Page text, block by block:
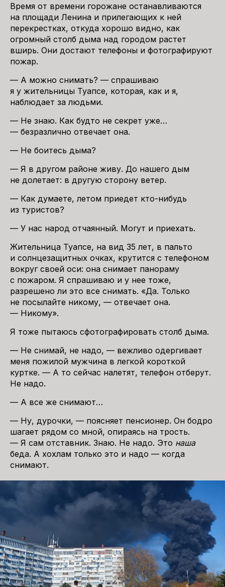
Время от времени горожане останавливаются
на площади Ленина и прилегающих к ней
перекрестках, откуда хорошо видно, как
огромный столб дыма над городом растет
вширь. Они достают телефоны и фотографируют
пожар.
— А можно снимать? — спрашиваю
я у жительницы Туапсе, которая, как и я,
наблюдает за людьми.
— Не знаю. Как будто не секрет уже…
— безразлично отвечает она.
— Не боитесь дыма?
— Я в другом районе живу. До нашего дым
не долетает: в другую сторону ветер.
— Как думаете, летом приедет кто-нибудь
из туристов?
— У нас народ отчаянный. Могут и приехать.
Жительница Туапсе, на вид 35 лет, в пальто
и солнцезащитных очках, крутится с телефоном
вокруг своей оси: она снимает панораму
с пожаром. Я спрашиваю и у нее тоже,
разрешено ли это все снимать. «Да. Только
не посылайте никому, — отвечает она.
— Никому».
Я тоже пытаюсь сфотографировать столб дыма.
— Не снимай, не надо, — вежливо одергивает
меня пожилой мужчина в легкой короткой
куртке. — А то сейчас налетят, телефон отберут.
Не надо.
— А все же снимают…
— Ну, дурочки, — поясняет пенсионер. Он бодро
шагает рядом со мной, опираясь на трость.
— Я сам отставник. Знаю. Не надо. Это наша
беда. А хохлам только это и надо — когда
снимают.